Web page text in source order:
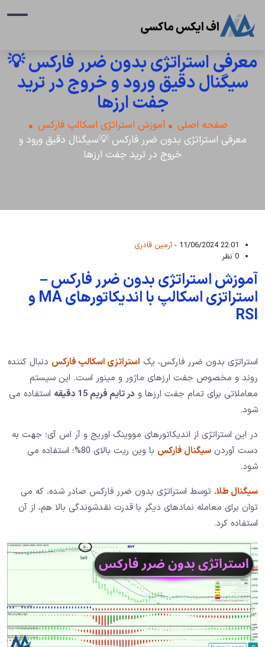
معرفی استراتژی بدون ضرر فارکس 💡
سیگنال دقیق ورود و خروج در ترید
جفت ارزها
صفحه اصلی
آموزش استراتژی اسکالپ فارکس
معرفی استراتژی بدون ضرر فارکس 💡سیگنال دقیق ورود و
خروج در ترید جفت ارزها
22:01 11/06/2024 -
آرمین قادری
0 نظر
آموزش استراتژی بدون ضرر فارکس –
استراتزی اسکالپ با اندیکاتورهای MA و
RSI
استراتژی بدون ضرر فارکس، یک استراتزی اسکالپ فارکس دنبال کننده
روند و مخصوص جفت ارزهای ماژور و مینور است. این سیستم
معاملاتی برای تمام جفت ارزها و در تایم فریم 15 دقیقه
استفاده می
شود.
در این استراتژی از اندیکاتورهای مووینگ اوریج و آر اس آی؛ جهت به
دست آوردن سیگنال فارکس
با وین ریت بالای 80%؛ استفاده می
شود.
سیگنال طلا، توسط استراتژی بدون ضرر فارکس صادر شده، که می
توان برای معامله نمادهای دیگر با قدرت نقدشوندگی بالا هم، از آن
استفاده کرد.